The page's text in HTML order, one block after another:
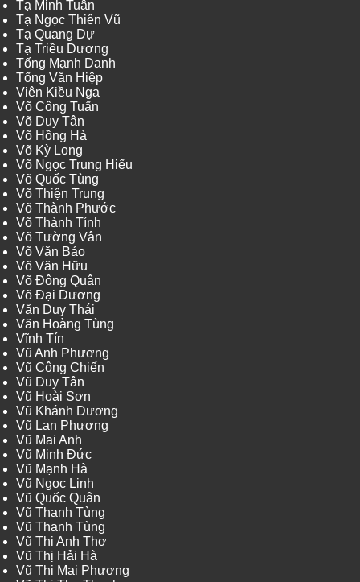
Tạ Minh Tuân
Tạ Ngọc Thiên Vũ
Tạ Quang Dự
Tạ Triều Dương
Tống Mạnh Danh
Tống Văn Hiệp
Viên Kiều Nga
Võ Công Tuấn
Võ Duy Tân
Võ Hồng Hà
Võ Kỳ Long
Võ Ngọc Trung Hiếu
Võ Quốc Tùng
Võ Thiện Trung
Võ Thành Phước
Võ Thành Tính
Võ Tường Vân
Võ Văn Bảo
Võ Văn Hữu
Võ Đông Quân
Võ Đại Dương
Văn Duy Thái
Văn Hoàng Tùng
Vĩnh Tín
Vũ Anh Phương
Vũ Công Chiến
Vũ Duy Tân
Vũ Hoài Sơn
Vũ Khánh Dương
Vũ Lan Phương
Vũ Mai Anh
Vũ Minh Đức
Vũ Mạnh Hà
Vũ Ngọc Linh
Vũ Quốc Quân
Vũ Thanh Tùng
Vũ Thanh Tùng
Vũ Thị Anh Thơ
Vũ Thị Hải Hà
Vũ Thị Mai Phương